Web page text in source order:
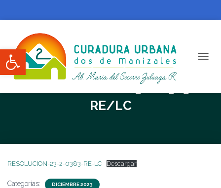
Abrir barra de herramientas
RESOLUCION N. 23-2-0383-
RE/LC
RESOLUCION-23-2-0383-RE-LC Descargar
Categorías: DICIEMBRE 2023